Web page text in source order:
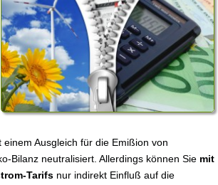
einem Ausgleich für die Emißion von
Bilanz neutralisiert. Allerdings können Sie mit
Tarifs nur indirekt Einfluß auf die